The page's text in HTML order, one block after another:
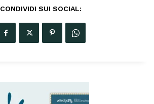
CONDIVIDI SUI SOCIAL: